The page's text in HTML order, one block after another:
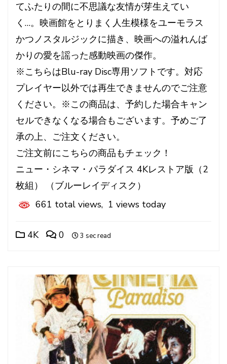
てふたりの間に不思議な友情が芽生えてい
く…。映画館をとりまく人生模様をユーモラス
かつノスタルジックに描き、映画への溢れんば
かりの愛を謡った感動映画の傑作。
※こちらはBlu-ray Disc専用ソフトです。対応
プレイヤー以外では再生できませんのでご注意
ください。※この商品は、予約した場合キャン
セルできなくなる場合もございます。予めご了
承の上、ご注文ください。
ご注文前にこちらの商品もチェック！
ニュー・シネマ・パラダイス 4Kレストア版（2
枚組） （ブルーレイディスク）
661 total views, 1 views today
4K 0 3 sec read